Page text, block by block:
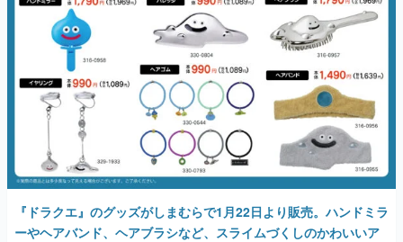
『ドラクエ』のグッズがしまむらで1月22日より販売。ハンドミラ
ーやヘアバンド、ヘアブラシなど、スライムづくしのかわいいア